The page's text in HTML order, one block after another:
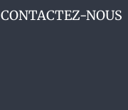
CONTACTEZ-NOUS